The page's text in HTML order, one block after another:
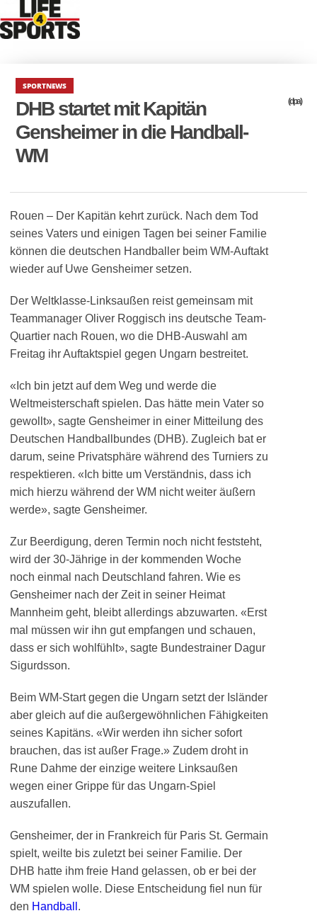
SPORTNEWS
DHB startet mit Kapitän
Gensheimer in die Handball-
WM
(dpa)
Rouen – Der Kapitän kehrt zurück. Nach dem Tod
seines Vaters und einigen Tagen bei seiner Familie
können die deutschen Handballer beim WM-Auftakt
wieder auf Uwe Gensheimer setzen.
Der Weltklasse-Linksaußen reist gemeinsam mit
Teammanager Oliver Roggisch ins deutsche Team-
Quartier nach Rouen, wo die DHB-Auswahl am
Freitag ihr Auftaktspiel gegen Ungarn bestreitet.
«Ich bin jetzt auf dem Weg und werde die
Weltmeisterschaft spielen. Das hätte mein Vater so
gewollt», sagte Gensheimer in einer Mitteilung des
Deutschen Handballbundes (DHB). Zugleich bat er
darum, seine Privatsphäre während des Turniers zu
respektieren. «Ich bitte um Verständnis, dass ich
mich hierzu während der WM nicht weiter äußern
werde», sagte Gensheimer.
Zur Beerdigung, deren Termin noch nicht feststeht,
wird der 30-Jährige in der kommenden Woche
noch einmal nach Deutschland fahren. Wie es
Gensheimer nach der Zeit in seiner Heimat
Mannheim geht, bleibt allerdings abzuwarten. «Erst
mal müssen wir ihn gut empfangen und schauen,
dass er sich wohlfühlt», sagte Bundestrainer Dagur
Sigurdsson.
Beim WM-Start gegen die Ungarn setzt der Isländer
aber gleich auf die außergewöhnlichen Fähigkeiten
seines Kapitäns. «Wir werden ihn sicher sofort
brauchen, das ist außer Frage.» Zudem droht in
Rune Dahme der einzige weitere Linksaußen
wegen einer Grippe für das Ungarn-Spiel
auszufallen.
Gensheimer, der in Frankreich für Paris St. Germain
spielt, weilte bis zuletzt bei seiner Familie. Der
DHB hatte ihm freie Hand gelassen, ob er bei der
WM spielen wolle. Diese Entscheidung fiel nun für
den Handball .